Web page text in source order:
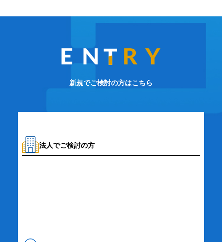
新規でご検討の方はこちら
法人でご検討の方